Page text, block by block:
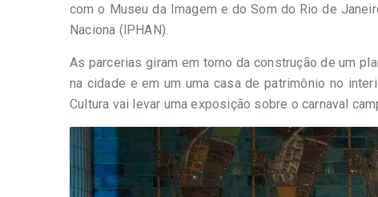
com o Museu da Imagem e do Som do Rio de
Naciona (lPHAN).
As parcerias giram em torno da construção de um
na cidade e em um uma casa de patrimônio no
Cultura vai levar uma exposição sobre o carnaval